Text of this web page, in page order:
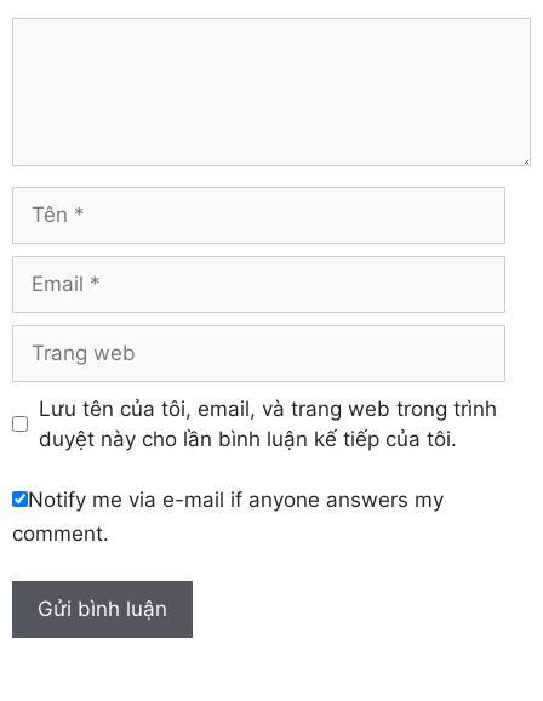
Hậu Giang
Hưng Yên
Khánh Hòa
Vĩnh Phúc
web
Lưu tên của tôi, email, và trang web trong trình
duyệt này cho lần bình luận kế tiếp của tôi.
Notify me via e-mail if anyone answers my
comment.